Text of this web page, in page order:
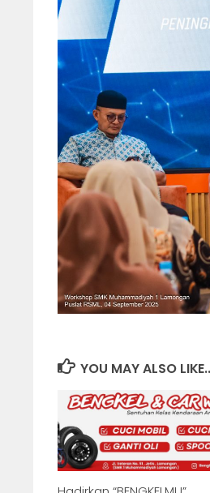
YOU MAY ALSO